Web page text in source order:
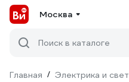
Москва
Поиск в каталоге
Главная / Электрика и свет